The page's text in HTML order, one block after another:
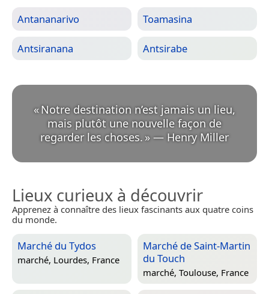
Antananarivo Toamasina
Antsiranana Antsirabe
«Notre destination n’est jamais un lieu,
mais plutôt une nouvelle façon de
regarder les choses. » — Henry Miller
Lieux curieux à découvrir
Apprenez à connaître des lieux fascinants aux quatre coins
du monde.
Marché du Tydos
marché, Lourdes, France
Marché de Saint-Martin
du Touch
marché, Toulouse, France